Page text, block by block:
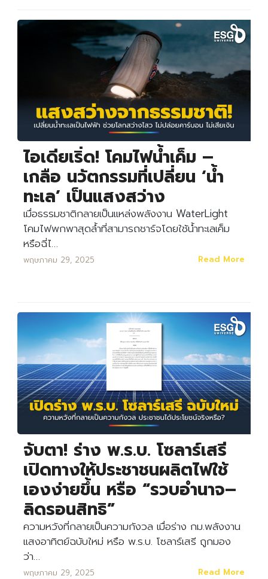
ไอเดียเริ่ด! โคมไฟน้ำเค็ม –
เกลือ นวัตกรรมที่เปลี่ยน ‘น้ำ
ทะเล’ เป็นแสงสว่าง
เมื่อธรรมชาติกลายเป็นแหล่งพลังงาน WaterLight
โคมไฟพกพาสุดล้ำที่สามารถชาร์จโดยใช้น้ำทะเลเค็ม
หรือฉี่ไ…
พฤษภาคม 29, 2025 Read More
จับตา! ร่าง พ.ร.บ. โซลาร์เสรี
เปิดทางให้ประชาชนผลิตไฟใช้
เองง่ายขึ้น หรือ “รวบอำนาจ–
ลิดรอนสิทธิ”
ความหวังที่กลายเป็นความกังวล เมื่อร่าง กม.พลังงาน
แสงอาทิตย์ฉบับใหม่ หรือ พ.ร.บ. โซลาร์เสรี ถูกมอง
ว่า…
พฤษภาคม 29, 2025 Read More